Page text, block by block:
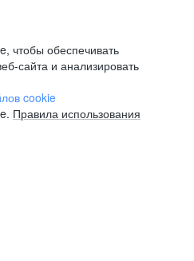
чтобы обеспечивать
сайта и анализировать
cookie
Правила использования